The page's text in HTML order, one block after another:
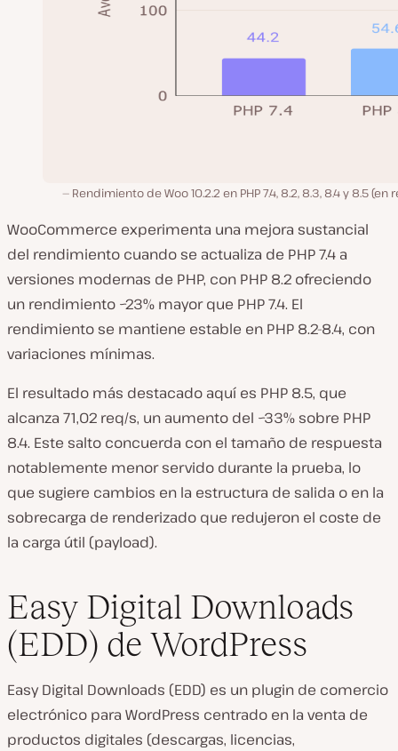
Rendimiento de Woo 10.2.2 en PHP 7.4, 8.2, 8.3, 8.4 y 8.5 (en
WooCommerce experimenta una mejora sustancial
del rendimiento cuando se actualiza de PHP 7.4 a
versiones modernas de PHP, con PHP 8.2 ofreciendo
un rendimiento ~23% mayor que PHP 7.4. El
rendimiento se mantiene estable en PHP 8.2-8.4, con
variaciones mínimas.
El resultado más destacado aquí es PHP 8.5, que
alcanza 71,02 req/s, un aumento del ~33% sobre PHP
8.4. Este salto concuerda con el tamaño de respuesta
notablemente menor servido durante la prueba, lo
que sugiere cambios en la estructura de salida o en la
sobrecarga de renderizado que redujeron el coste de
la carga útil (payload).
Easy Digital Downloads
(EDD) de WordPress
Easy Digital Downloads (EDD) es un plugin de comercio
electrónico para WordPress centrado en la venta de
productos digitales (descargas, licencias,